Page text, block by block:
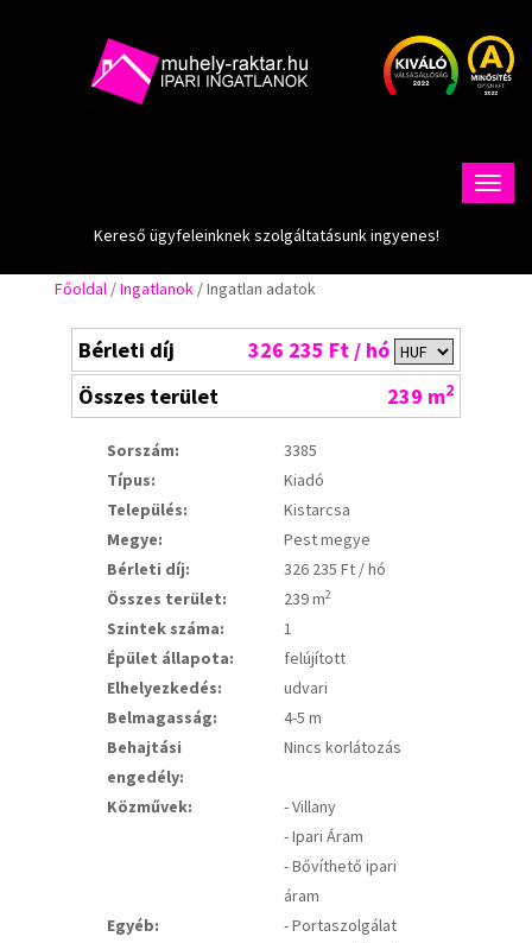
Kereső ügyfeleinknek szolgáltatásunk ingyenes!
Főoldal /Ingatlanok / Ingatlan adatok
Bérleti díj
326 235 Ft / hó
Összes terület
239 m2
Sorszám:
3385
Típus:
Kiadó
Település:
Kistarcsa
Megye:
Pest megye
Bérleti díj:
326 235 Ft / hó
Összes terület:
239 m2
Szintek száma:
1
Épület állapota:
felújított
Elhelyezkedés:
udvari
Belmagasság:
4-5 m
Behajtási
engedély:
Nincs korlátozás
Közművek:
- Villany
- Ipari Áram
- Bővíthető ipari
áram
Egyéb:
- Portaszolgálat